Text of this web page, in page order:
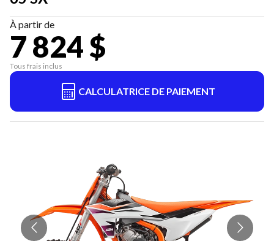
À partir de
7 824 $
Tous frais inclus
CALCULATRICE DE PAIEMENT